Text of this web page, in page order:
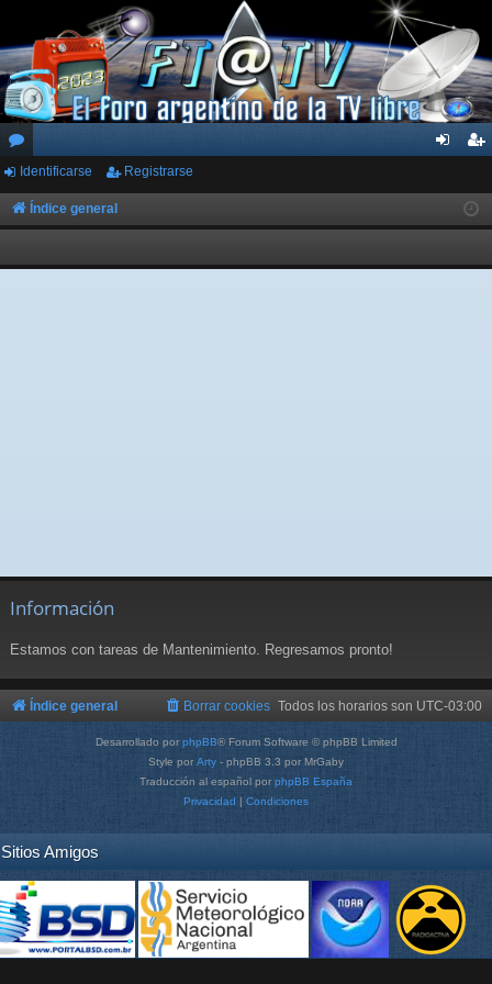
or
os
ar
ist
rs
Identificarse Registrarse
Índice general
Información
Estamos con tareas de Mantenimiento. Regresamos pronto!
Índice general Todos los horarios son UTC-03:00
Borrar cookies
Desarrollado por phpBB® Forum Software © phpBB Limited
Style por Arty - phpBB 3.3 por MrGaby
Traducción al español por phpBB España
Privacidad | Condiciones
Sitios Amigos